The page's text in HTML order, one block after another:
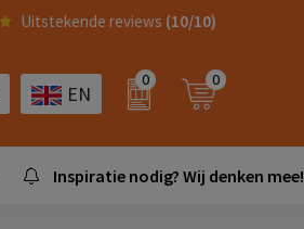
Uitstekende reviews (10/10)
EN
0 0
Inspiratie nodig? Wij denken mee!